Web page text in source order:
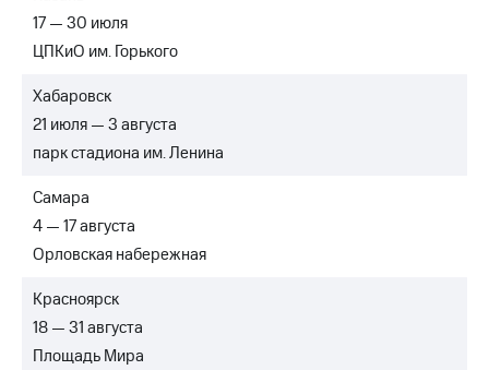
приобретения
Порядок
акций
Дивиденды
Рынок
облигаций
Еврооблигации-2023
Уведомление
о
именных
облигаций
Другое
17 — 30 июля
ЦПКиО им. Горького
Хабаровск
21 июля — 3 августа
парк стадиона им. Ленина
Самара
4 — 17 августа
Орловская набережная
Красноярск
18 — 31 августа
Площадь Мира